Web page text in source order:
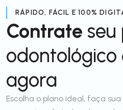
RÁPIDO, FÁCIL E 100%
Contrate seu
odontológico
agora
Escolha o plano ideal, faça